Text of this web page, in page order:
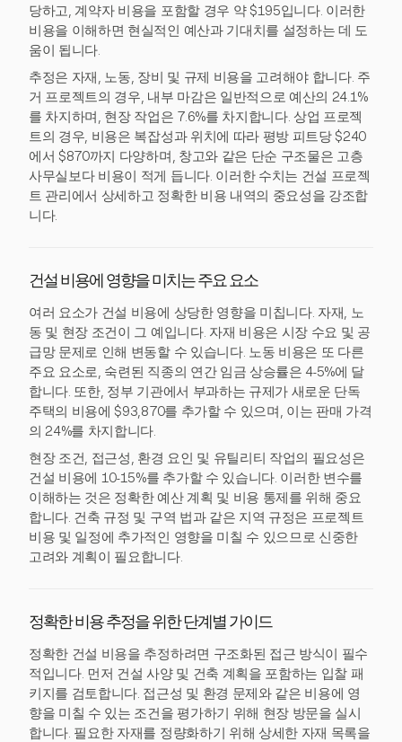
당하고, 계약자 비용을 포함할 경우 약 $195입니다. 이러한
비용을 이해하면 현실적인 예산과 기대치를 설정하는 데 도
움이 됩니다.
추정은 자재, 노동, 장비 및 규제 비용을 고려해야 합니다. 주
거 프로젝트의 경우, 내부 마감은 일반적으로 예산의 24.1%
를 차지하며, 현장 작업은 7.6%를 차지합니다. 상업 프로젝
트의 경우, 비용은 복잡성과 위치에 따라 평방 피트당 $240
에서 $870까지 다양하며, 창고와 같은 단순 구조물은 고층
사무실보다 비용이 적게 듭니다. 이러한 수치는 건설 프로젝
트 관리에서 상세하고 정확한 비용 내역의 중요성을 강조합
니다.
건설 비용에 영향을 미치는 주요 요소
여러 요소가 건설 비용에 상당한 영향을 미칩니다. 자재, 노
동 및 현장 조건이 그 예입니다. 자재 비용은 시장 수요 및 공
급망 문제로 인해 변동할 수 있습니다. 노동 비용은 또 다른
주요 요소로, 숙련된 직종의 연간 임금 상승률은 4-5%에 달
합니다. 또한, 정부 기관에서 부과하는 규제가 새로운 단독
주택의 비용에 $93,870를 추가할 수 있으며, 이는 판매 가격
의 24%를 차지합니다.
현장 조건, 접근성, 환경 요인 및 유틸리티 작업의 필요성은
건설 비용에 10-15%를 추가할 수 있습니다. 이러한 변수를
이해하는 것은 정확한 예산 계획 및 비용 통제를 위해 중요
합니다. 건축 규정 및 구역 법과 같은 지역 규정은 프로젝트
비용 및 일정에 추가적인 영향을 미칠 수 있으므로 신중한
고려와 계획이 필요합니다.
정확한 비용 추정을 위한 단계별 가이드
정확한 건설 비용을 추정하려면 구조화된 접근 방식이 필수
적입니다. 먼저 건설 사양 및 건축 계획을 포함하는 입찰 패
키지를 검토합니다. 접근성 및 환경 문제와 같은 비용에 영
향을 미칠 수 있는 조건을 평가하기 위해 현장 방문을 실시
합니다. 필요한 자재를 정량화하기 위해 상세한 자재 목록을